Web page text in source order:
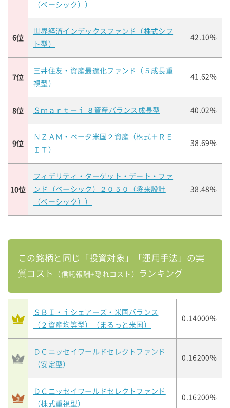
（ベーシック））
6位
世界経済インデックスファンド（株式シフ
ト型）
42.10%
7位
三井住友・資産最適化ファンド（５成長重
視型）
41.62%
8位 Ｓｍａｒｔ－ｉ ８資産バランス成長型 40.02%
9位
ＮＺＡＭ・ベータ米国２資産（株式＋ＲＥ
ＩＴ）
38.69%
10位
フィデリティ・ターゲット・デート・ファ
ンド（ベーシック）２０５０（将来設計
（ベーシック））
38.48%
この銘柄と同じ「投資対象」「運用手法」の実
質コスト
（信託報酬+隠れコスト） ランキング
ＳＢＩ・ｉシェアーズ・米国バランス
（２資産均等型）（まるっと米国）
0.14000%
ＤＣニッセイワールドセレクトファンド
（安定型）
0.16200%
ＤＣニッセイワールドセレクトファンド
（株式重視型）
0.16200%